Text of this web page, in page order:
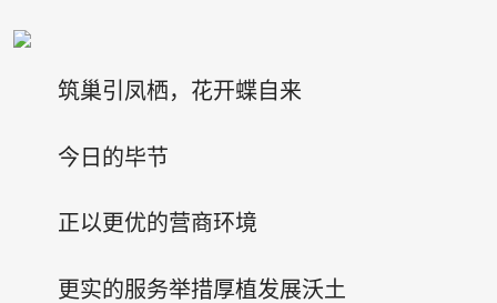
筑巢引凤栖，花开蝶自来
今日的毕节
正以更优的营商环境
更实的服务举措厚植发展沃土